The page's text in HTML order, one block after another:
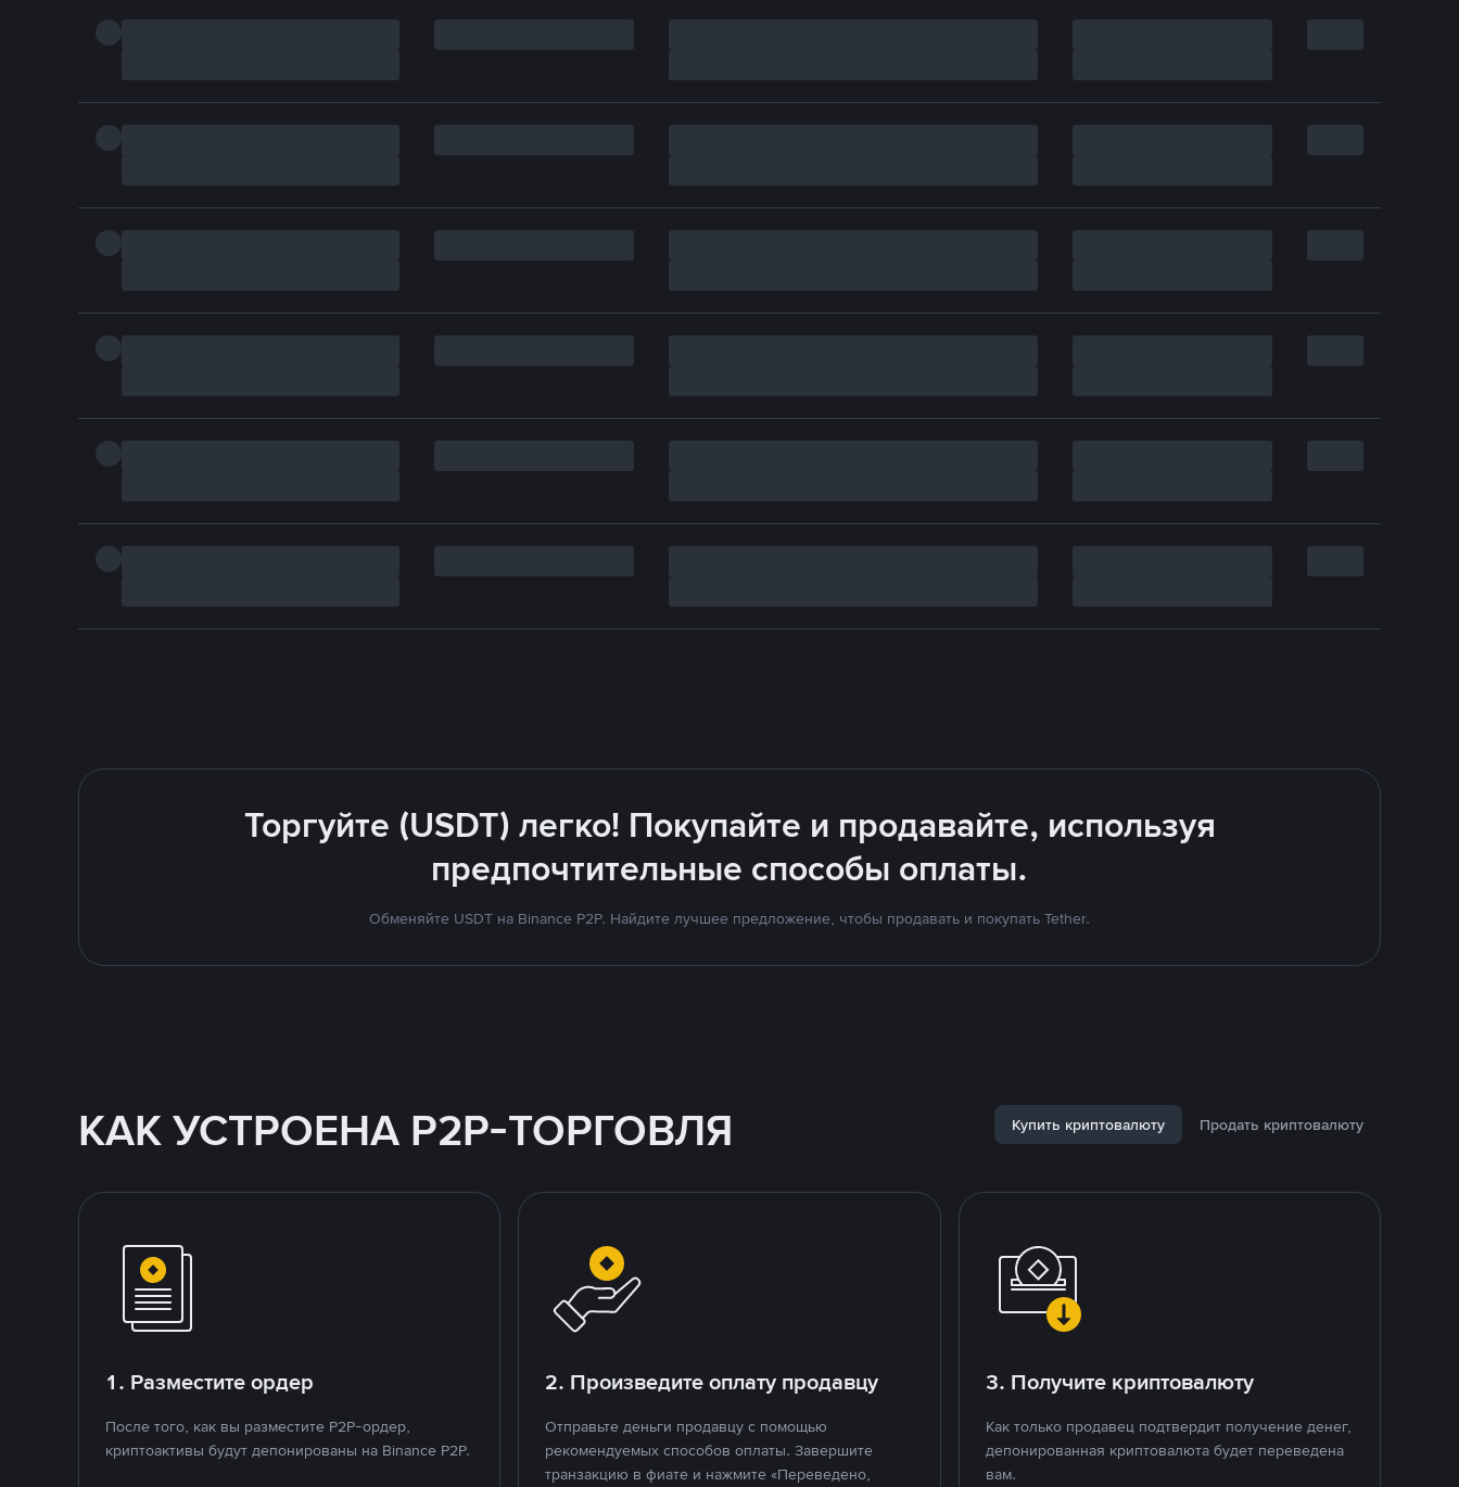
Торгуйте (USDT) легко! Покупайте и продавайте, используя
предпочтительные способы оплаты.
Обменяйте USDT на Binance P2P. Найдите лучшее предложение, чтобы продавать и покупать Tether.
КАК УСТРОЕНА P2P-ТОРГОВЛЯ Купить криптовалюту Продать криптовалюту
1. Разместите ордер
После того, как вы разместите P2P-ордер,
криптоактивы будут депонированы на Binance P2P.
2. Произведите оплату продавцу
Отправьте деньги продавцу с помощью
рекомендуемых способов оплаты. Завершите
транзакцию в фиате и нажмите «Переведено,
3. Получите криптовалюту
Как только продавец подтвердит получение денег,
депонированная криптовалюта будет переведена
вам.